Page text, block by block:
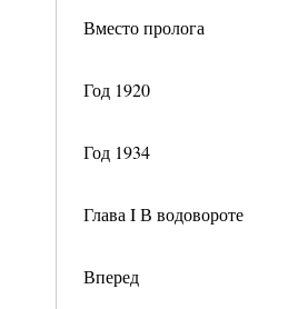
Вместо пролога
Год 1920
Год 1934
Глава I В водовороте
Вперед